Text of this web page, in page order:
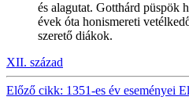
és alagutat. Gotthárd püspök
évek óta honismereti
szerető diákok.
XII. század
Előző cikk: 1351-es év eseményei